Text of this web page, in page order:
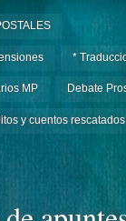
*
MP Debate
y cuentos rescatados